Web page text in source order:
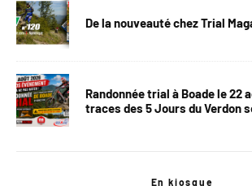
De la nouveauté chez Trial
Randonnée trial à Boade le 22
traces des 5 Jours du Verdon
En kiosque